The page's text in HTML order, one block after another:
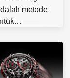
metode